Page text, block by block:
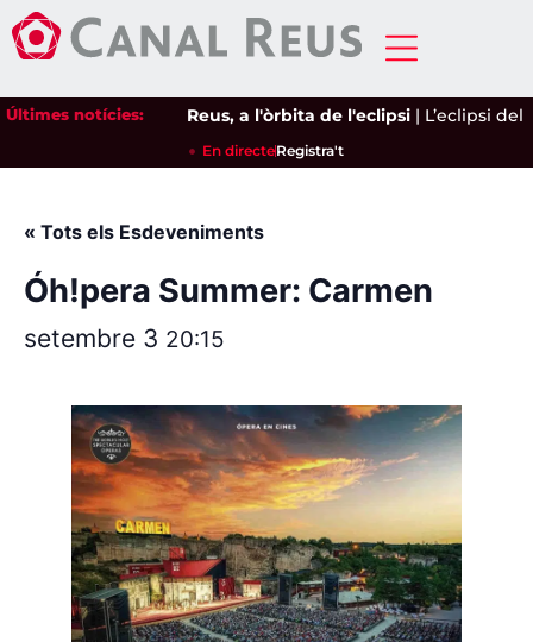
Últimes notícies: Reus, a l'òrbita de l'eclipsi| L’eclipsi del
En directeRegistra't
« Tots els Esdeveniments
Óh!pera Summer: Carmen
setembre 3 20:15